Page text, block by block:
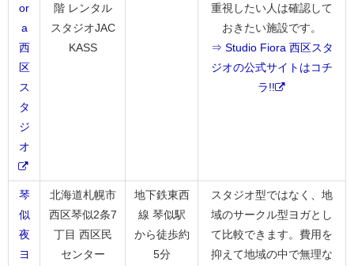
or
a
西
区
ス
タ
ジ
オ
階 レンタル
スタジオJAC
KASS
重視したい人は確認して
おきたい施設です。
⇒ Studio Fiora 西区スタ
ジオの公式サイトはコチ
ラ!!
琴
似
夜
ヨ
北海道札幌市
西区琴似2条7
丁目 西区民
センター
地下鉄東西
線 琴似駅
から徒歩約
5分
スタジオ型ではなく、地
域のサークル型ヨガとし
て比較できます。費用を
抑えて地域の中で無理な